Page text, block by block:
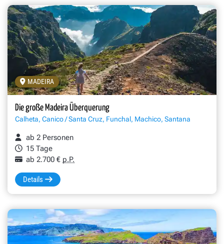
MADEIRA
Die große Madeira Überquerung
Calheta, Canico / Santa Cruz, Funchal, Machico, Santana
ab 2 Personen
15 Tage
ab 2.700 € p.P.
Details